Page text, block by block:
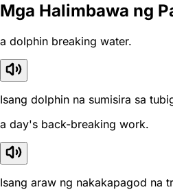
Mga Halimbawa ng
a dolphin breaking water.
Isang dolphin na sumisira sa
a day's back-breaking work.
Isang araw ng nakakapagod na